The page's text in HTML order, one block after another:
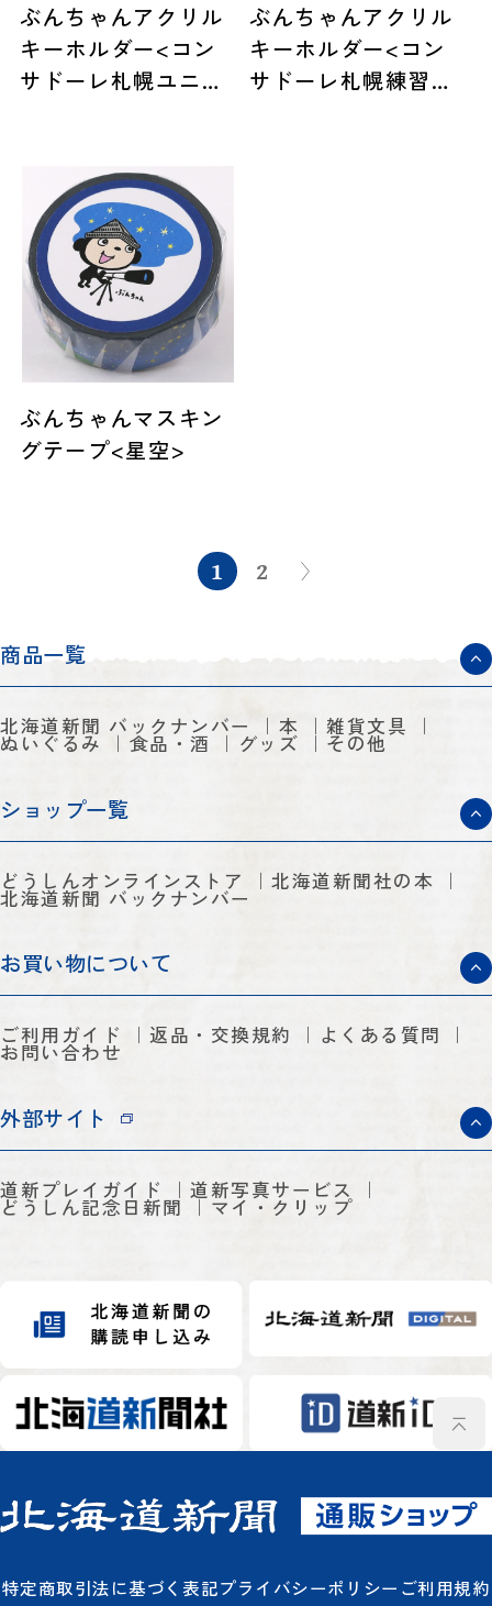
ぶんちゃんアクリル
キーホルダー<コン
サドーレ札幌ユニフ
ぶんちゃんアクリル
キーホルダー<コン
サドーレ札幌練習着
ぶんちゃんマスキン
グテープ<星空>
1 2
商品一覧
北海道新聞 バックナンバー 本 雑貨文具
ぬいぐるみ 食品・酒 グッズ その他
ショップ一覧
どうしんオンラインストア 北海道新聞社の本
北海道新聞 バックナンバー
お買い物について
ご利用ガイド 返品・交換規約 よくある質問
お問い合わせ
外部サイト
道新プレイガイド 道新写真サービス
どうしん記念日新聞 マイ・クリップ
特定商取引法に基づく表記プライバシーポリシー ご利用規約